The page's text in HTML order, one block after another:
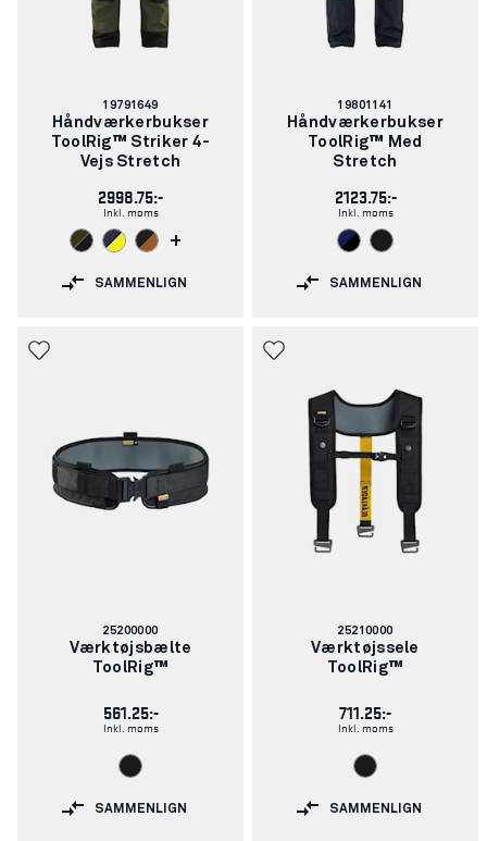
Varenummer:
19791649
Håndværkerbukser
ToolRig™ Striker 4-
Vejs Stretch
2998.75:-
Inkl. moms
+
SAMMENLIGN
Varenummer:
19801141
Håndværkerbukser
ToolRig™ Med
Stretch
2123.75:-
Inkl. moms
SAMMENLIGN
Varenummer:
25200000
Værktøjsbælte
ToolRig™
561.25:-
Inkl. moms
SAMMENLIGN
Varenummer:
25210000
Værktøjssele
ToolRig™
711.25:-
Inkl. moms
SAMMENLIGN